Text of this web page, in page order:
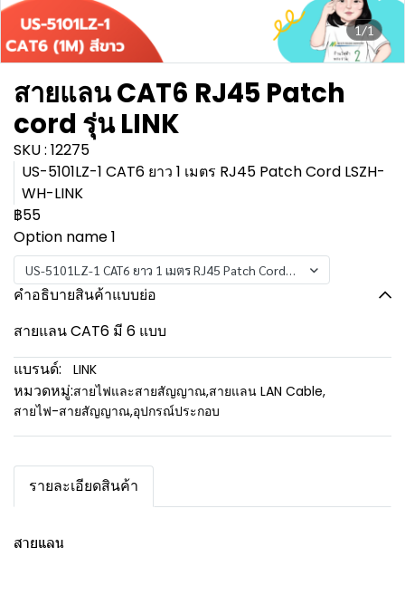
1/1
สายแลน CAT6 RJ45 Patch
cord รุ่น LINK
SKU : 12275
US-5101LZ-1 CAT6 ยาว 1 เมตร RJ45 Patch Cord LSZH-
WH-LINK
฿55
Option name 1
US-5101LZ-1 CAT6 ยาว 1 เมตร RJ45 Patch Cord LSZH-WH-LINK
คำอธิบายสินค้าแบบย่อ
สายแลน CAT6 มี 6 แบบ
แบรนด์:
LINK
หมวดหมู่:สายไฟและสายสัญญาณ,สายแลน LAN Cable,
สายไฟ-สายสัญญาณ,อุปกรณ์ประกอบ
รายละเอียดสินค้า
สายแลน